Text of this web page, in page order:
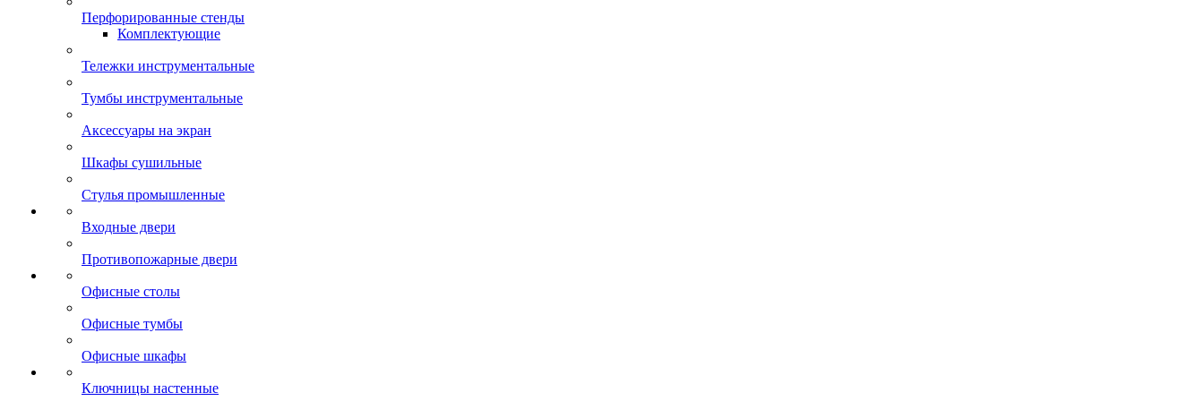
Перфорированные стенды
Комплектующие
Тележки инструментальные
Тумбы инструментальные
Аксессуары на экран
Шкафы сушильные
Стулья промышленные
Входные двери
Противопожарные двери
Офисные столы
Офисные тумбы
Офисные шкафы
Ключницы настенные